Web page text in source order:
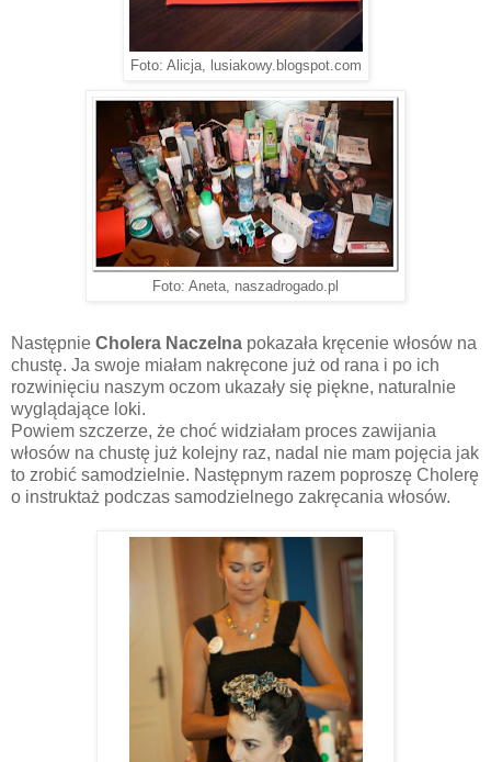
Foto: Alicja, lusiakowy.blogspot.com
Foto: Aneta, naszadrogado.pl
Następnie Cholera Naczelna pokazała kręcenie włosów na
chustę. Ja swoje miałam nakręcone już od rana i po ich
rozwinięciu naszym oczom ukazały się piękne, naturalnie
wyglądające loki.
Powiem szczerze, że choć widziałam proces zawijania
włosów na chustę już kolejny raz, nadal nie mam pojęcia jak
to zrobić samodzielnie. Następnym razem poproszę Cholerę
o instruktaż podczas samodzielnego zakręcania włosów.